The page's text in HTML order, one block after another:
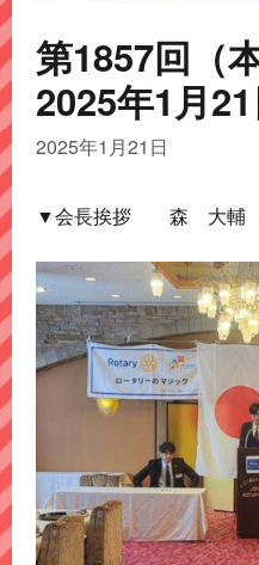
第1857回（
2025年1月21
2025年1月21日
▼会長挨拶 森 大輔